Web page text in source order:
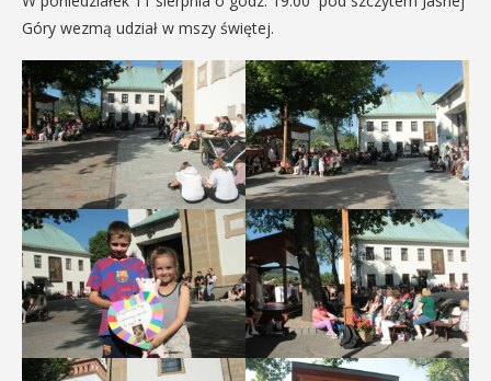
Góry wezmą udział w mszy świętej.